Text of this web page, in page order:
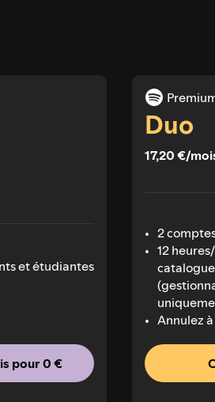
et étudiantes
pour 0 €
Duo
17,20 €/
2
12
Annulez